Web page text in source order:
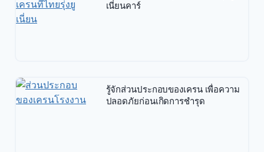
เนี่ยนคาร์
รู้จักส่วนประกอบของเครน เพื่อความ
ปลอดภัยก่อนเกิดการชำรุด